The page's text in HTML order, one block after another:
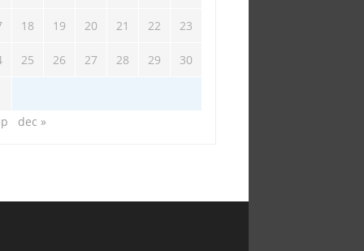
18 19 20 21 22 23
25 26 27 28 29 30
dec »